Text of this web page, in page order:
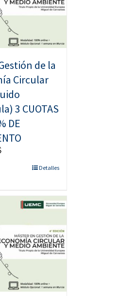
de la
Circular
3 CUOTAS
DE
Detalles